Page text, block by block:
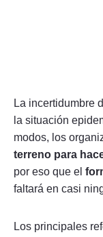
La incertidumbre
la situación
modos, los
terreno para
por eso que el
faltará en casi
Los principales